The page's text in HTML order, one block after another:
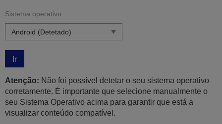
Sistema operativo:
Ir
Atenção: Não foi possível detetar o seu sistema operativo
corretamente. É importante que selecione manualmente o
seu Sistema Operativo acima para garantir que está a
visualizar conteúdo compatível.